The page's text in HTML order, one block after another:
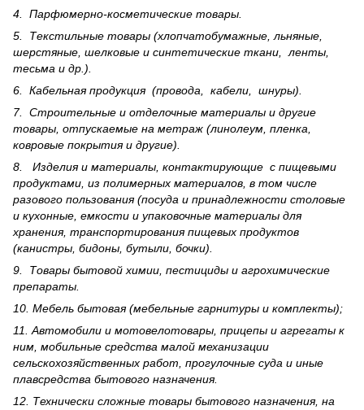
4. Парфюмерно-косметические товары.
5. Текстильные товары (хлопчатобумажные, льняные,
шерс­тя­ные, шелковые и синтетические ткани, ленты,
тесьма и др.).
6. Кабельная продукция (провода, кабели, шнуры).
7. Строительные и отделочные материалы и другие
товары, отпускаемые на метраж (линолеум, пленка,
ковровые покрытия и другие).
8. Изделия и материалы, контактирующие с пищевыми
продуктами, из полимерных материалов, в том числе
разового пользования (посуда и принадлежности столовые
и кухонные, емкости и упаковочные материалы для
хранения, транспортирования пищевых продуктов
(канистры, бидоны, бутыли, бочки).
9. Товары бытовой химии, пестициды и агрохи­мические
препараты.
10. Мебель бытовая (мебельные гарнитуры и комплекты);
11. Автомобили и мотовелотовары, прицепы и агрегаты к
ним, мобильные средства малой механизации
сельскохозяйственных работ, прогулочные суда и иные
плавсредства бытового назначения.
12. Технически сложные товары бытового назна­чения, на